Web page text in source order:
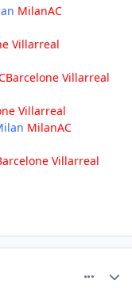
MilanAC
Villarreal
Villarreal
Villarreal
MilanAC
Villarreal